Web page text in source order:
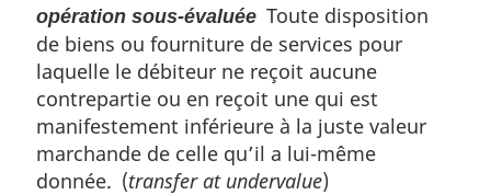
opération sous-évaluée Toute disposition
de biens ou fourniture de services pour
laquelle le débiteur ne reçoit aucune
contrepartie ou en reçoit une qui est
manifestement inférieure à la juste valeur
marchande de celle qu’il a lui-même
donnée. (transfer at undervalue)